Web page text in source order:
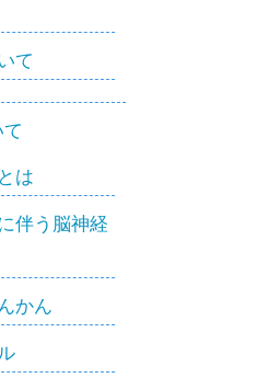
て
は
伴う脳神経
かん